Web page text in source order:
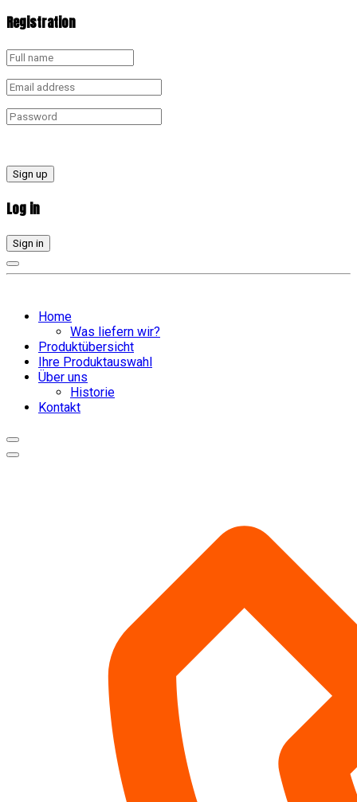
Registration
Sign up
Log in
Sign in
Home
Was liefern wir?
Produktübersicht
Ihre Produktauswahl
Über uns
Historie
Kontakt